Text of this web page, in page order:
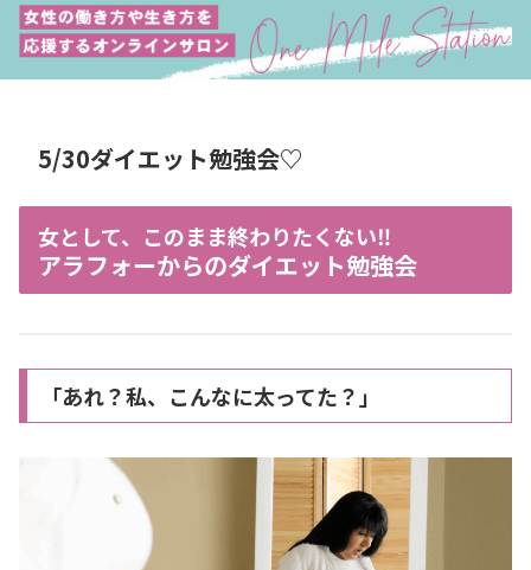
5/30ダイエット勉強会♡
女として、このまま終わりたくない‼️
アラフォーからのダイエット勉強会
「あれ？私、こんなに太ってた？」